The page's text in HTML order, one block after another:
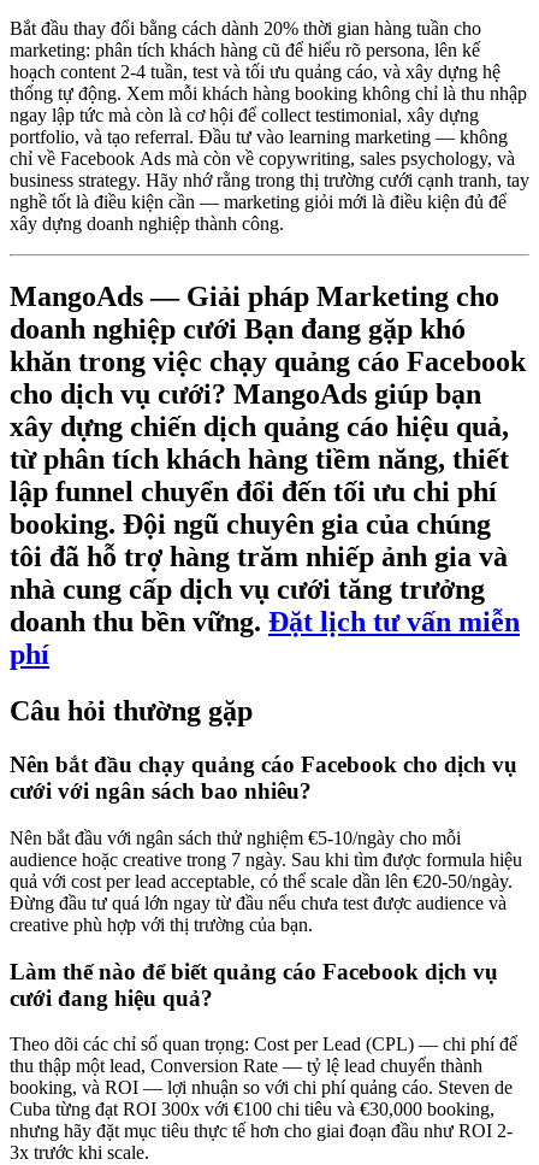
Bắt đầu thay đổi bằng cách dành 20% thời gian hàng tuần cho
marketing: phân tích khách hàng cũ để hiểu rõ persona, lên kế
hoạch content 2-4 tuần, test và tối ưu quảng cáo, và xây dựng hệ
thống tự động. Xem mỗi khách hàng booking không chỉ là thu nhập
ngay lập tức mà còn là cơ hội để collect testimonial, xây dựng
portfolio, và tạo referral. Đầu tư vào learning marketing — không
chỉ về Facebook Ads mà còn về copywriting, sales psychology, và
business strategy. Hãy nhớ rằng trong thị trường cưới cạnh tranh, tay
nghề tốt là điều kiện cần — marketing giỏi mới là điều kiện đủ để
xây dựng doanh nghiệp thành công.
MangoAds — Giải pháp Marketing cho
doanh nghiệp cưới Bạn đang gặp khó
khăn trong việc chạy quảng cáo Facebook
cho dịch vụ cưới? MangoAds giúp bạn
xây dựng chiến dịch quảng cáo hiệu quả,
từ phân tích khách hàng tiềm năng, thiết
lập funnel chuyển đổi đến tối ưu chi phí
booking. Đội ngũ chuyên gia của chúng
tôi đã hỗ trợ hàng trăm nhiếp ảnh gia và
nhà cung cấp dịch vụ cưới tăng trưởng
doanh thu bền vững. Đặt lịch tư vấn miễn
phí
Câu hỏi thường gặp
Nên bắt đầu chạy quảng cáo Facebook cho dịch vụ
cưới với ngân sách bao nhiêu?
Nên bắt đầu với ngân sách thử nghiệm €5-10/ngày cho mỗi
audience hoặc creative trong 7 ngày. Sau khi tìm được formula hiệu
quả với cost per lead acceptable, có thể scale dần lên €20-50/ngày.
Đừng đầu tư quá lớn ngay từ đầu nếu chưa test được audience và
creative phù hợp với thị trường của bạn.
Làm thế nào để biết quảng cáo Facebook dịch vụ
cưới đang hiệu quả?
Theo dõi các chỉ số quan trọng: Cost per Lead (CPL) — chi phí để
thu thập một lead, Conversion Rate — tỷ lệ lead chuyển thành
booking, và ROI — lợi nhuận so với chi phí quảng cáo. Steven de
Cuba từng đạt ROI 300x với €100 chi tiêu và €30,000 booking,
nhưng hãy đặt mục tiêu thực tế hơn cho giai đoạn đầu như ROI 2-
3x trước khi scale.